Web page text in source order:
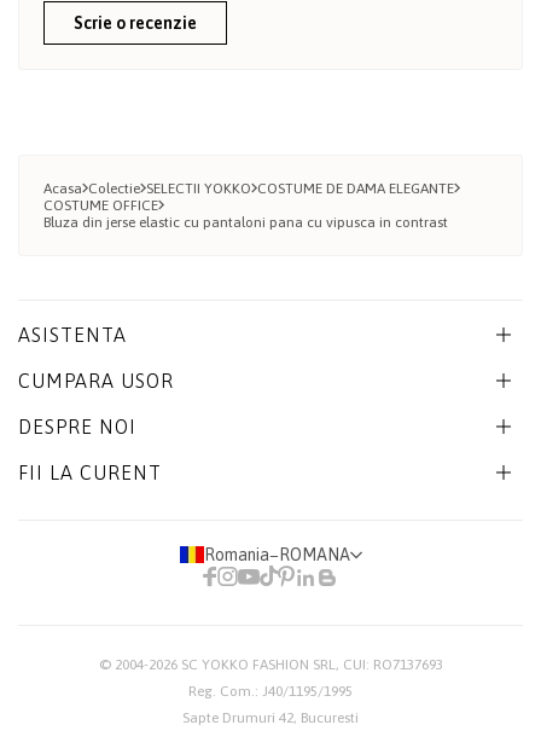
Scrie o recenzie
Acasa Colectie SELECTII YOKKO COSTUME DE DAMA ELEGANTE
COSTUME OFFICE
Bluza din jerse elastic cu pantaloni pana cu vipusca in contrast
ASISTENTA
CUMPARA USOR
DESPRE NOI
FII LA CURENT
Romania− ROMANA
© 2004-2026 SC YOKKO FASHION SRL, CUI: RO7137693
Reg. Com.: J40/1195/1995
Sapte Drumuri 42, Bucuresti